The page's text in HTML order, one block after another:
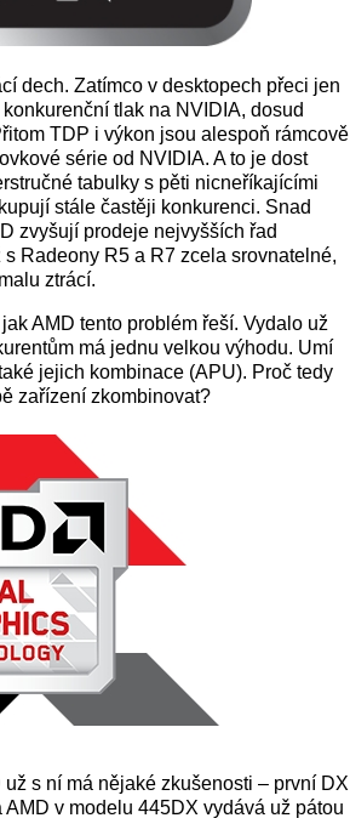
dech. Zatímco v desktopech přeci jen
tlak na NVIDIA, dosud
TDP i výkon jsou alespoň rámcově
série od NVIDIA. A to je dost
tabulky s pěti nicneříkajícími
stále častěji konkurenci. Snad
zvyšují prodeje nejvyšších řad
Radeony R5 a R7 zcela srovnatelné,
ztrácí.
AMD tento problém řeší. Vydalo už
má jednu velkou výhodu. Umí
jejich kombinace (APU). Proč tedy
zařízení zkombinovat?
s ní má nějaké zkušenosti – první DX
v modelu 445DX vydává už pátou